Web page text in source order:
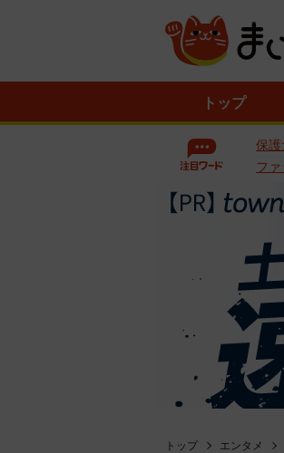
トップ
保護
フ
トップ エンタメ